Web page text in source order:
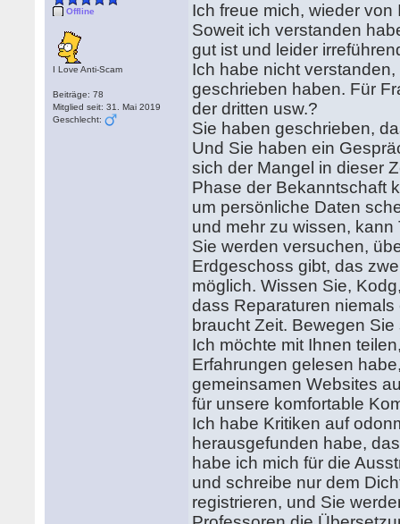
Offline
I Love Anti-Scam
Beiträge: 78
Mitglied seit: 31. Mai 2019
Geschlecht:
Ich freue mich, wieder
Soweit ich verstanden
gut ist und leider
Ich habe nicht
geschrieben haben. Für
der dritten usw.?
Sie haben geschrieben,
Und Sie haben ein
sich der Mangel in dieser
Phase der Bekanntschaft
um persönliche Daten
und mehr zu wissen,
Sie werden versuchen,
Erdgeschoss gibt, das
möglich. Wissen Sie,
dass Reparaturen
braucht Zeit. Bewegen
Ich möchte mit Ihnen
Erfahrungen gelesen
gemeinsamen Websites
für unsere komfortable
Ich habe Kritiken auf
herausgefunden habe,
habe ich mich für die
und schreibe nur dem
registrieren, und Sie